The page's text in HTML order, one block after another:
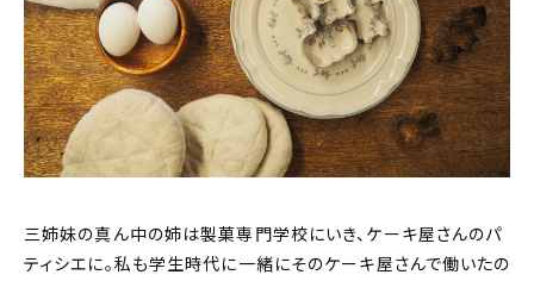
三姉妹の真ん中の姉は製菓専門学校にいき、ケーキ屋さんのパ
ティシエに。私も学生時代に一緒にそのケーキ屋さんで働いたの